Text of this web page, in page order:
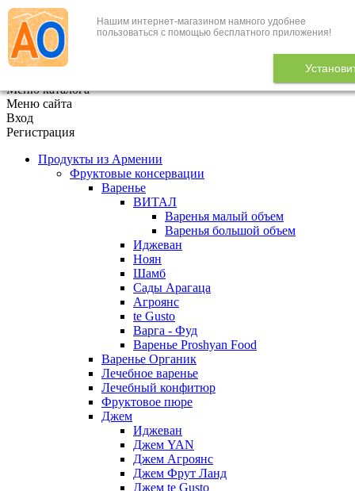
Нашим интернет-магазином намного удобнее
пользоваться с помощью бесплатного приложения!
+7 (495) 646-888-1
В корзине 0
Меню каталога
Меню сайта
Вход
Регистрация
Продукты из Армении
Фруктовые консервации
Варенье
ВИТАЛ
Варенья малый объем
Варенья большой объем
Иджеван
Ноян
Шамб
Сады Арагаца
Агроянс
te Gusto
Варга - Фуд
Варенье Proshyan Food
Варенье Органик
Лечебное варенье
Лечебный конфитюр
Фруктовое пюре
Джем
Иджеван
Джем YAN
Джем Агроянс
Джем Фрут Ланд
Джем te Gusto